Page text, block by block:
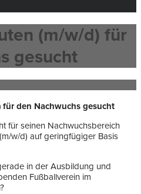
(m/w/d) für
gesucht
für seinen Nachwuchsbereich
w/d) auf geringfügiger Basis
in der Ausbildung und
Fußballverein im